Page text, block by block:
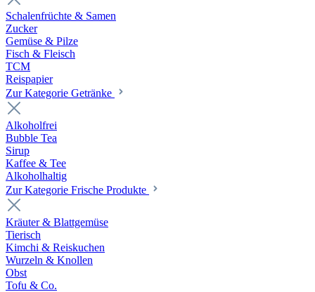
Schalenfrüchte & Samen
Zucker
Gemüse & Pilze
Fisch & Fleisch
TCM
Reispapier
Zur Kategorie Getränke
Alkoholfrei
Bubble Tea
Sirup
Kaffee & Tee
Alkoholhaltig
Zur Kategorie Frische Produkte
Kräuter & Blattgemüse
Tierisch
Kimchi & Reiskuchen
Wurzeln & Knollen
Obst
Tofu & Co.